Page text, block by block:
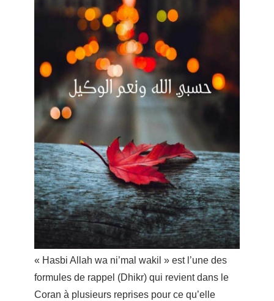
« Hasbi Allah wa ni’mal wakil » est l’une des
formules de rappel (Dhikr) qui revient dans le
Coran à plusieurs reprises pour ce qu’elle